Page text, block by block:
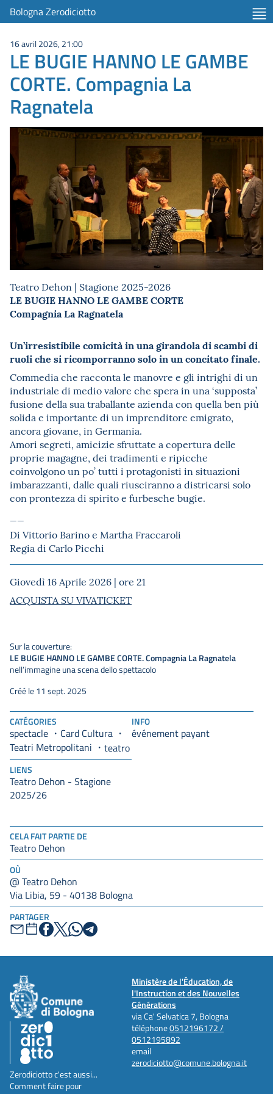
Bologna Zerodiciotto
CELA FAIT PARTIE DE
Teatro Dehon
OÙ
@ Teatro Dehon
Via Libia, 59 - 40138 Bologna
PARTAGER
16 avril 2026, 21:00
LE BUGIE HANNO LE GAMBE
CORTE. Compagnia La
Ragnatela
Teatro Dehon | Stagione 2025-2026
LE BUGIE HANNO LE GAMBE CORTE
Compagnia La Ragnatela
Un’irresistibile comicità in una girandola di scambi di
ruoli che si ricomporranno solo in un concitato finale.
Commedia che racconta le manovre e gli intrighi di un
industriale di medio valore che spera in una ‘supposta’
fusione della sua traballante azienda con quella ben più
solida e importante di un imprenditore emigrato,
ancora giovane, in Germania.
Amori segreti, amicizie sfruttate a copertura delle
proprie magagne, dei tradimenti e ripicche
coinvolgono un po’ tutti i protagonisti in situazioni
imbarazzanti, dalle quali riusciranno a districarsi solo
con prontezza di spirito e furbesche bugie.
Di Vittorio Barino e Martha Fraccaroli
Regia di Carlo Picchi
Giovedì 16 Aprile 2026 | ore 21
ACQUISTA SU VIVATICKET
CATÉGORIES
spectacle
Card Cultura
Teatri Metropolitani
teatro
INFO
événement payant
LIENS
Teatro Dehon - Stagione
2025/26
Sur la couverture:
LE BUGIE HANNO LE GAMBE CORTE. Compagnia La Ragnatela
nell’immagine una scena dello spettacolo
Créé le 11 sept. 2025
Ministère de l'Éducation, de
l'Instruction et des Nouvelles
Générations
via Ca' Selvatica 7, Bologna
téléphone0512196172 /
0512195892
email
zerodiciotto@comune.bologna.it
Zerodiciotto c'est aussi...
Comment faire pour